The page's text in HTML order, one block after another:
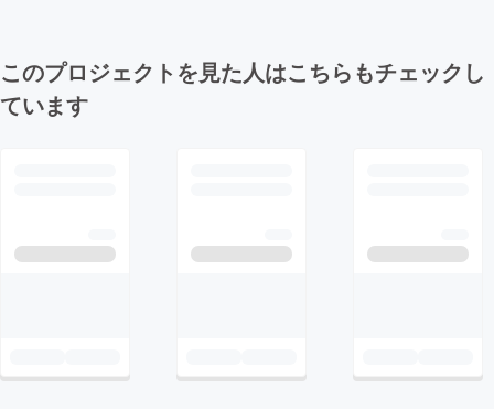
このプロジェクトを見た人はこちらもチェックし
ています